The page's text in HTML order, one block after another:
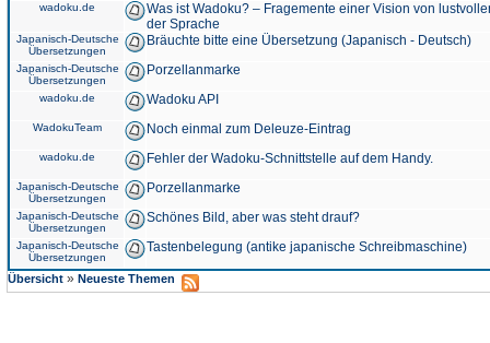
wadoku.de
Was ist Wadoku? – Fragemente einer Vision von
der Sprache
Japanisch-Deutsche
Übersetzungen
Bräuchte bitte eine Übersetzung (Japanisch - Deutsch)
Japanisch-Deutsche
Übersetzungen
Porzellanmarke
wadoku.de Wadoku API
WadokuTeam Noch einmal zum Deleuze-Eintrag
wadoku.de Fehler der Wadoku-Schnittstelle auf dem Handy.
Japanisch-Deutsche
Übersetzungen
Porzellanmarke
Japanisch-Deutsche
Übersetzungen
Schönes Bild, aber was steht drauf?
Japanisch-Deutsche
Übersetzungen
Tastenbelegung (antike japanische Schreibmaschine)
Übersicht » Neueste Themen